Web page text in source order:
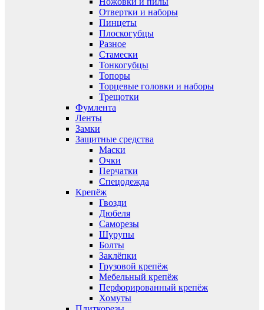
Отвертки и наборы
Пинцеты
Плоскогубцы
Разное
Стамески
Тонкогубцы
Топоры
Торцевые головки и наборы
Трещотки
Фумлента
Ленты
Замки
Защитные средства
Маски
Очки
Перчатки
Спецодежда
Крепёж
Гвозди
Дюбеля
Саморезы
Шурупы
Болты
Заклёпки
Грузовой крепёж
Мебельный крепёж
Перфорированный крепёж
Хомуты